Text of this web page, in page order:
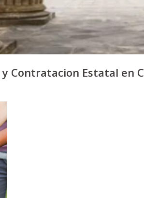
Contratacion Estatal en